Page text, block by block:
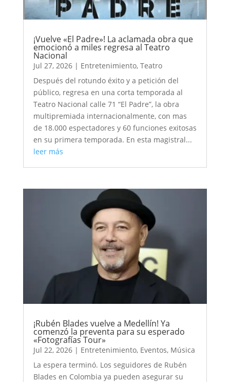
¡Vuelve «El Padre»! La aclamada obra que
emocionó a miles regresa al Teatro
Nacional
Jul 27, 2026| Entretenimiento, Teatro
Después del rotundo éxito y a petición del
público, regresa en una corta temporada al
Teatro Nacional calle 71 “El Padre”, la obra
multipremiada internacionalmente, con mas
de 18.000 espectadores y 60 funciones exitosas
en su primera temporada. En esta magistral...
leer más
¡Rubén Blades vuelve a Medellín! Ya
comenzó la preventa para su esperado
«Fotografías Tour»
Jul 22, 2026| Entretenimiento, Eventos, Música
La espera terminó. Los seguidores de Rubén
Blades en Colombia ya pueden asegurar su